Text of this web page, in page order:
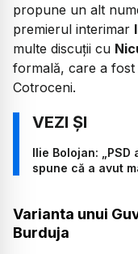
propune un alt
premierul interimar
multe discuții cu
formală, care a
Cotroceni.
Ilie Bolojan:
spune că a avut
Varianta unui
Burduja